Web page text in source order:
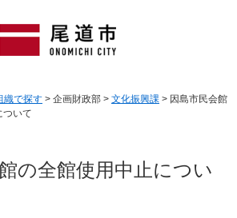
織で探す > 企画財政部 > 文化振興課 > 因島市民会館
ついて
の全館使用中止につい